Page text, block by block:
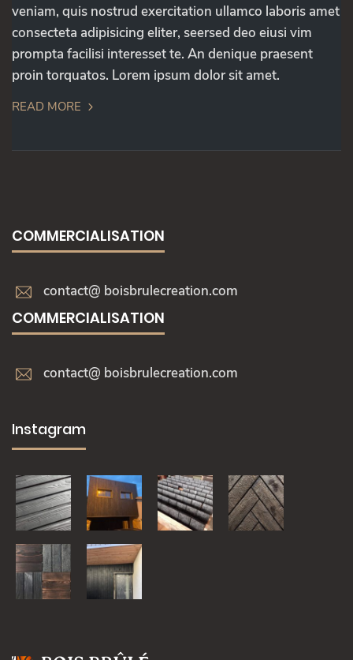
veniam, quis nostrud exercitation ullamco laboris amet
consecteta adipisicing eliter, seersed deo eiusi vim
prompta facilisi interesset te. An denique praesent
proin torquatos. Lorem ipsum dolor sit amet.
READ MORE
COMMERCIALISATION
contact@ boisbrulecreation.com
COMMERCIALISATION
contact@ boisbrulecreation.com
Instagram